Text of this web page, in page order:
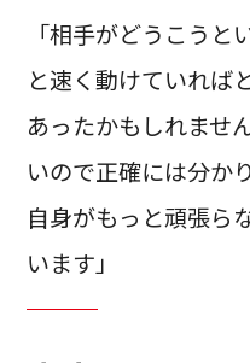
「相手がどうこうと
と速く動けていれば
あったかもしれませ
いので正確には分か
自身がもっと頑張ら
います」